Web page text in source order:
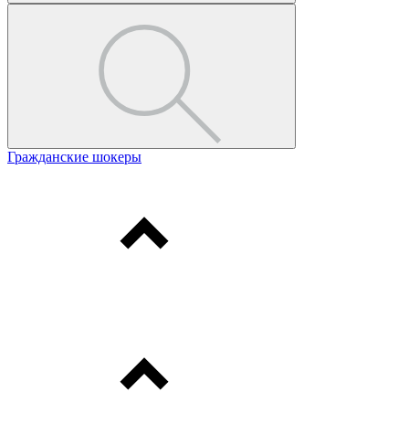
Гражданские шокеры